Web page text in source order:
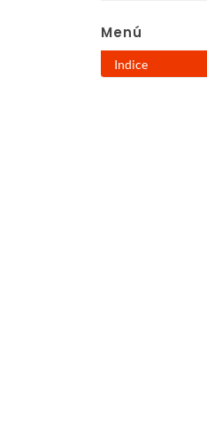
Menú
Indice